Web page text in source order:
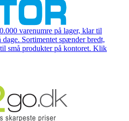
varenumre på lager, klar til
Sortimentet spænder bredt,
små produkter på kontoret. Klik